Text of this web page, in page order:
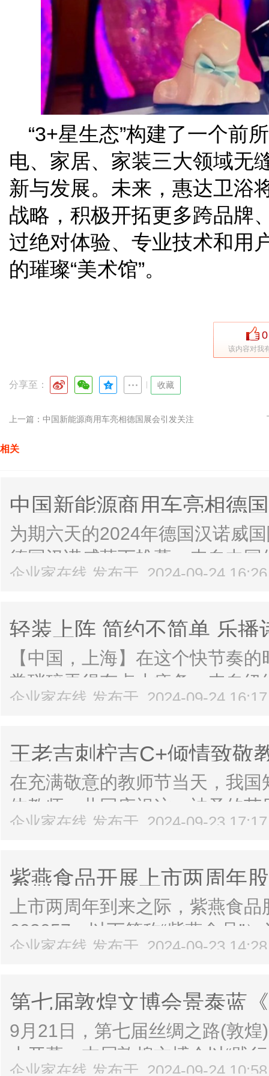
“3+星生态”构建了一个前
电、家居、家装三大领域无
新与发展。未来，惠达卫浴
战略，积极开拓更多跨品牌
过绝对体验、专业技术和用
的璀璨“美术馆”。
0
该内容对我
分享至： 收藏
上一篇： 中国新能源商用车亮相德国展会引发关注
相关
中国新能源商用车亮相德
为期六天的2024年德国汉诺威
德国汉诺威落下帷幕。来自中
能源商用车产品和技术亮相展
企业家在线 发布于 2024-09-24
轻装上阵 简约不简单 乐播
【中国，上海】在这个快节奏
常琐碎弄得有点小疲惫。来自
乐播诗，在舒适悠然的极简风
企业家在线 发布于 2024-09-24
王老吉刺柠吉C+倾情致敬
装来袭！
在充满敬意的教师节当天，我
体教师，共同庆祝这一神圣的
柠吉C+为广大教师量身定制了
教...
企业家在线 发布于 2024-09-23
紫燕食品开展上市两周年
相赠
上市两周年到来之际，紫燕食
603057，以下简称“紫燕食品”
任，在同花顺平台举办了上市
企业家在线 发布于 2024-09-23
第七届敦煌文博会景泰蓝
9月21日，第七届丝绸之路(敦
大开幕。本届敦煌文博会以“践
企业家在线 发布于 2024-09-24